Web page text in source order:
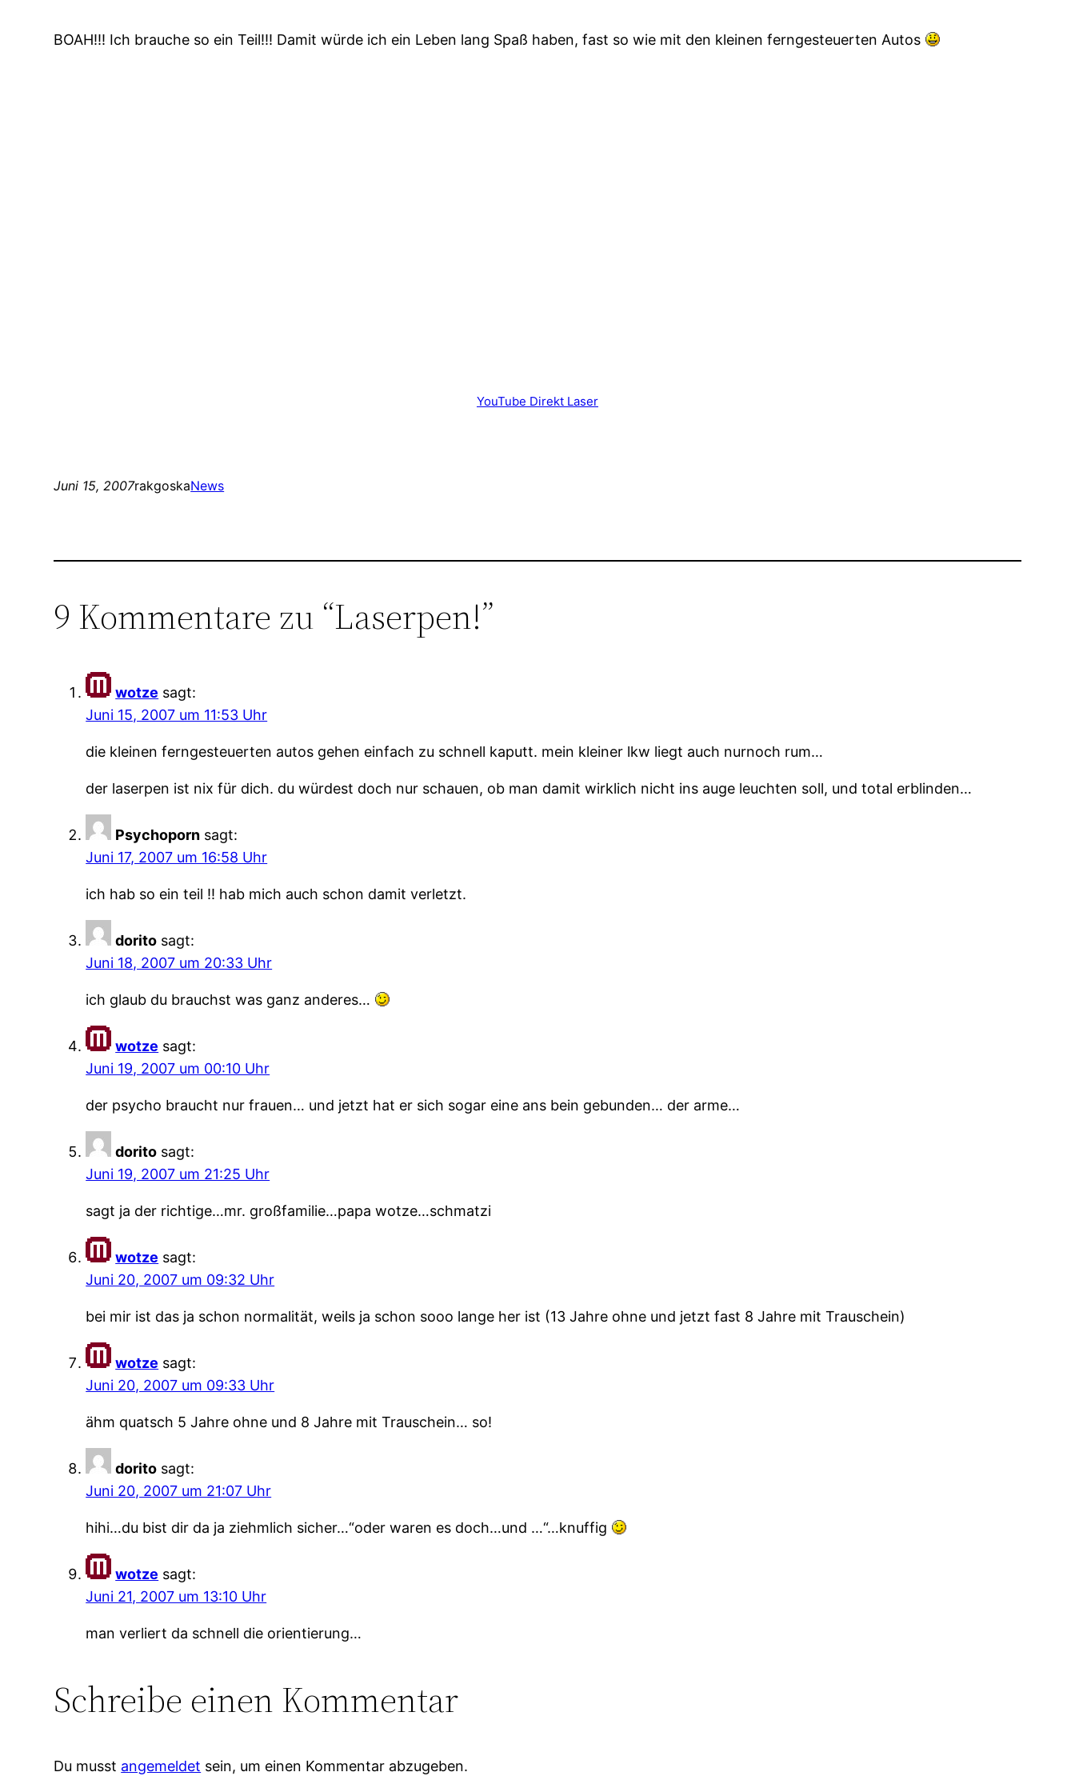
BOAH!!! Ich brauche so ein Teil!!! Damit würde ich ein Leben lang Spaß haben, fast so wie mit den kleinen ferngesteuerten Autos
YouTube Direkt Laser
Juni 15, 2007rakgoskaNews
9 Kommentare zu “Laserpen!”
wotze sagt:
Juni 15, 2007 um 11:53 Uhr
die kleinen ferngesteuerten autos gehen einfach zu schnell kaputt. mein kleiner lkw liegt auch nurnoch rum…
der laserpen ist nix für dich. du würdest doch nur schauen, ob man damit wirklich nicht ins auge leuchten soll, und total erblinden…
Psychoporn sagt:
Juni 17, 2007 um 16:58 Uhr
ich hab so ein teil !! hab mich auch schon damit verletzt.
dorito sagt:
Juni 18, 2007 um 20:33 Uhr
ich glaub du brauchst was ganz anderes…
wotze sagt:
Juni 19, 2007 um 00:10 Uhr
der psycho braucht nur frauen… und jetzt hat er sich sogar eine ans bein gebunden… der arme…
dorito sagt:
Juni 19, 2007 um 21:25 Uhr
sagt ja der richtige…mr. großfamilie…papa wotze…schmatzi
wotze sagt:
Juni 20, 2007 um 09:32 Uhr
bei mir ist das ja schon normalität, weils ja schon sooo lange her ist (13 Jahre ohne und jetzt fast 8 Jahre mit Trauschein)
wotze sagt:
Juni 20, 2007 um 09:33 Uhr
ähm quatsch 5 Jahre ohne und 8 Jahre mit Trauschein… so!
dorito sagt:
Juni 20, 2007 um 21:07 Uhr
hihi…du bist dir da ja ziehmlich sicher…“oder waren es doch…und …“…knuffig
wotze sagt:
Juni 21, 2007 um 13:10 Uhr
man verliert da schnell die orientierung…
Schreibe einen Kommentar
Du musst angemeldet sein, um einen Kommentar abzugeben.